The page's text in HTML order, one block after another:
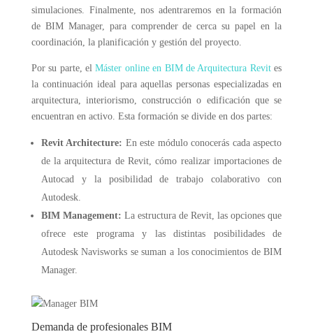
simulaciones. Finalmente, nos adentraremos en la formación
de BIM Manager, para comprender de cerca su papel en la
coordinación, la planificación y gestión del proyecto.
Por su parte, elMáster online en BIM de Arquitectura Revites
la continuación ideal para aquellas personas especializadas en
arquitectura, interiorismo, construcción o edificación que se
encuentran en activo. Esta formación se divide en dos partes:
Revit Architecture: En este módulo conocerás cada aspecto
de la arquitectura de Revit, cómo realizar importaciones de
Autocad y la posibilidad de trabajo colaborativo con
Autodesk.
BIM Management: La estructura de Revit, las opciones que
ofrece este programa y las distintas posibilidades de
Autodesk Navisworks se suman a los conocimientos de BIM
Manager.
Demanda de profesionales BIM